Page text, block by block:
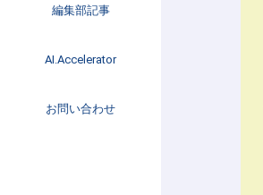
編集部記事
注目のニュース
インタビュー
Web3
AI.Accelerator
AI.Accelerator記事
お問い合わせ